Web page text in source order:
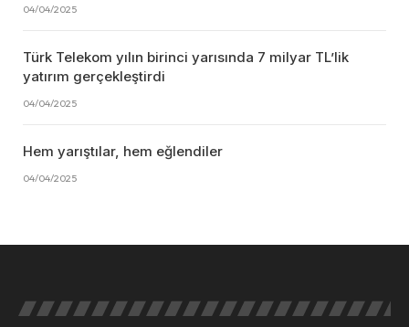
04/04/2025
Türk Telekom yılın birinci yarısında 7 milyar TL’lik
yatırım gerçekleştirdi
04/04/2025
Hem yarıştılar, hem eğlendiler
04/04/2025